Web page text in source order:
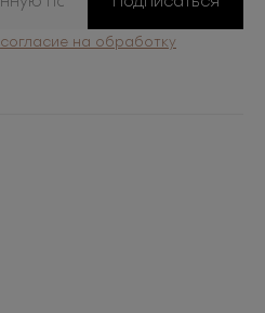
согласие на обработку